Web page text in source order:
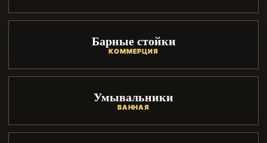
Барные стойки
КОММЕРЦИЯ
Умывальники
ВАННАЯ